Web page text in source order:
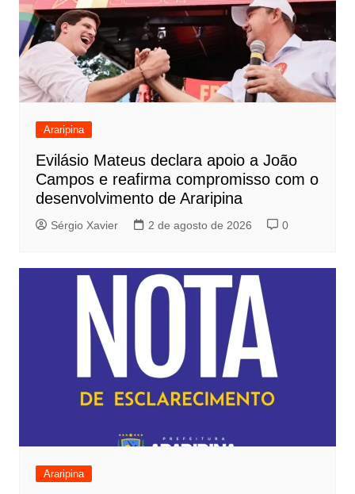
Araripina
Evilásio Mateus declara apoio a João
Campos e reafirma compromisso com o
desenvolvimento de Araripina
Sérgio Xavier 2 de agosto de 2026 0
Araripina